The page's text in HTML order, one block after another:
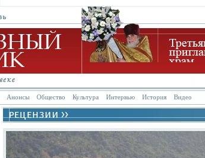
Анонсы Общество Культура Интервью История Видео